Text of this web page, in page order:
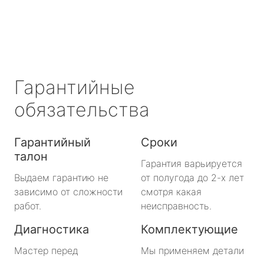
Гарантийные
обязательства
Гарантийный
талон
Выдаем гарантию не
зависимо от сложности
работ.
Сроки
Гарантия варьируется
от полугода до 2-х лет
смотря какая
неисправность.
Диагностика
Мастер перед
Комплектующие
Мы применяем детали